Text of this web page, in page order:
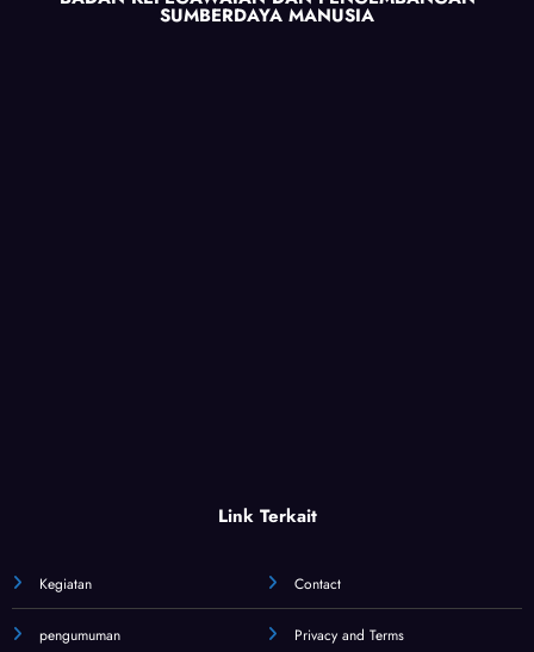
SUMBERDAYA MANUSIA
Link Terkait
Kegiatan
pengumuman
Contact
Privacy and Terms